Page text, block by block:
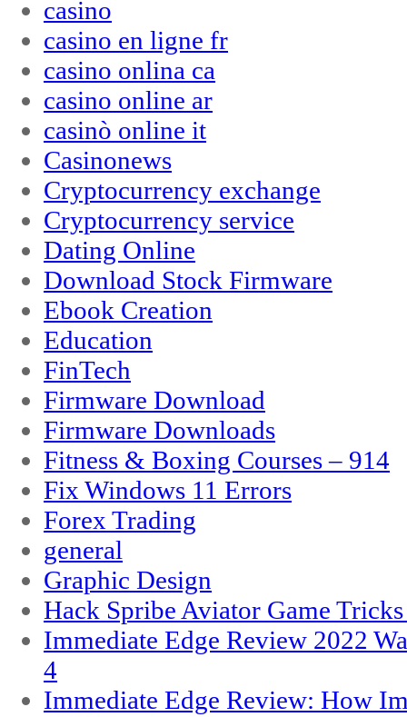
casino
casino en ligne fr
casino onlina ca
casino online ar
casinò online it
Casinonews
Cryptocurrency exchange
Cryptocurrency service
Dating Online
Download Stock Firmware
Ebook Creation
Education
FinTech
Firmware Download
Firmware Downloads
Fitness & Boxing Courses – 914
Fix Windows 11 Errors
Forex Trading
general
Graphic Design
Hack Spribe Aviator Game
Immediate Edge Review 2022
4
Immediate Edge Review: How